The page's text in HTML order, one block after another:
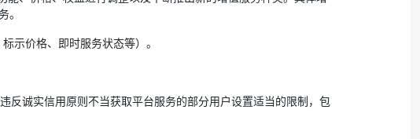
。
示价格、即时服务状态等）。
诚实信用原则不当获取平台服务的部分用户设置适当的限制，包